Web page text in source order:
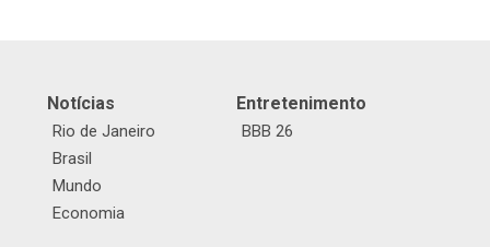
Notícias
Rio de Janeiro
Brasil
Mundo
Economia
Entretenimento
BBB 26